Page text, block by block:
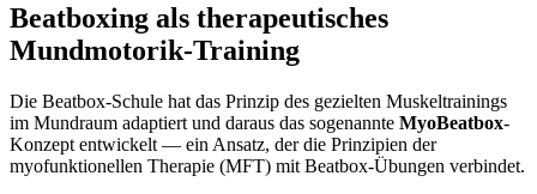
Beatboxing als therapeutisches
Mundmotorik-Training
Die Beatbox-Schule hat das Prinzip des gezielten Muskeltrainings
im Mundraum adaptiert und daraus das sogenannte MyoBeatbox-
Konzept entwickelt — ein Ansatz, der die Prinzipien der
myofunktionellen Therapie (MFT) mit Beatbox-Übungen verbindet.